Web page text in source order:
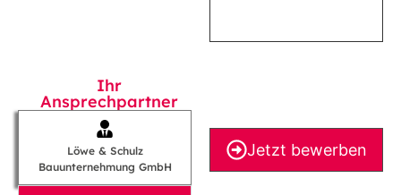
Ihr
Ansprechpartner
Löwe & Schulz
Bauunternehmung GmbH
Jetzt bewerben